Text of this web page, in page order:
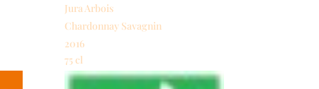
Jura Arbois
Chardonnay Savagnin
2016
75 cl